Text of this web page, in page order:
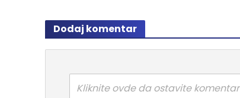
Dodaj komentar
Kliknite ovde da ostavite komentar